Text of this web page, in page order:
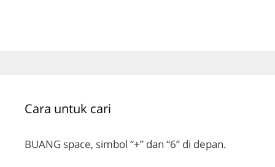
Cara untuk cari
BUANG space, simbol “+” dan “6” di depan.